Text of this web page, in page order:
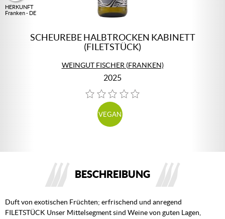
HERKUNFT
Franken - DE
SCHEUREBE HALBTROCKEN KABINETT
(FILETSTÜCK)
WEINGUT FISCHER (FRANKEN)
2025
VEGAN
BESCHREIBUNG
Duft von exotischen Früchten; erfrischend und anregend
FILETSTÜCK Unser Mittelsegment sind Weine von guten Lagen,